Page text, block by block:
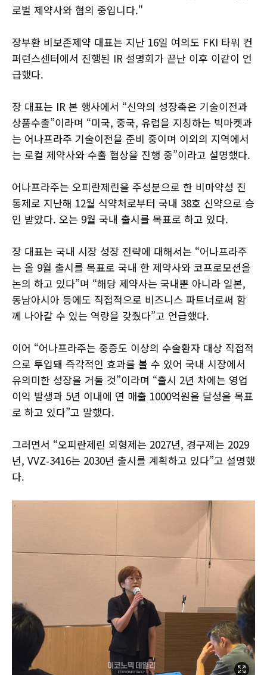
로벌 제약사와 협의 중입니다."
장부환 비보존제약 대표는 지난 16일 여의도 FKI 타워 컨
퍼런스센터에서 진행된 IR 설명회가 끝난 이후 이같이 언
급했다.
장 대표는 IR 본 행사에서 “신약의 성장축은 기술이전과
상품수출”이라며 “미국, 중국, 유럽을 지칭하는 빅마켓과
는 어나프라주 기술이전을 준비 중이며 이외의 지역에서
는 로컬 제약사와 수출 협상을 진행 중”이라고 설명했다.
어나프라주는 오피란제린을 주성분으로 한 비마약성 진
통제로 지난해 12월 식약처로부터 국내 38호 신약으로 승
인 받았다. 오는 9월 국내 출시를 목표로 하고 있다.
장 대표는 국내 시장 성장 전략에 대해서는 “어나프라주
는 올 9월 출시를 목표로 국내 한 제약사와 코프로모션을
논의 하고 있다”며 “해당 제약사는 국내뿐 아니라 일본,
동남아시아 등에도 직접적으로 비즈니스 파트너로써 함
께 나아갈 수 있는 역량을 갖췄다”고 언급했다.
이어 “어나프라주는 중증도 이상의 수술환자 대상 직접적
으로 투입돼 즉각적인 효과를 볼 수 있어 국내 시장에서
유의미한 성장을 거둘 것”이라며 “출시 2년 차에는 영업
이익 발생과 5년 이내에 연 매출 1000억원을 달성을 목표
로 하고 있다”고 말했다.
그러면서 “오피란제린 외형제는 2027년, 경구제는 2029
년, VVZ‑3416는 2030년 출시를 계획하고 있다”고 설명했
다.